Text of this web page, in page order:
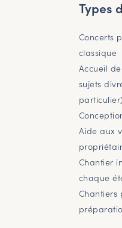
Types
Concerts
classique
Accueil
sujets
particulier)
Aide aux
Chantier
chaque
Chantiers